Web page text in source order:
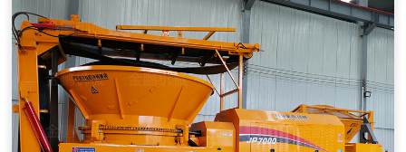
规则原料整理成便于输送、堆放和后续加工的碎料。根据
生产线需求，可配套上料输送、磁选、筛分和出料输送，
形成连续作业流程。其优势在于适用物料广、产量稳定、
维护点集中，适合为锅炉燃烧、制粒、压块或有机覆...